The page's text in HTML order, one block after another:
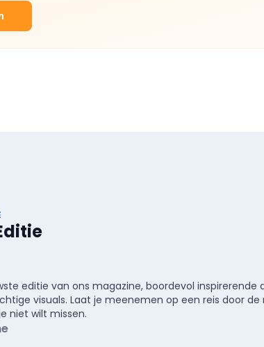
editie van ons magazine, boordevol inspirerende
visuals. Laat je meenemen op een reis door
niet wilt missen.